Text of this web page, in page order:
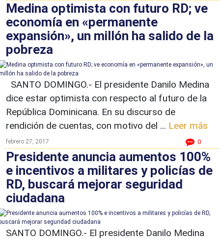
Medina optimista con futuro RD; ve
economía en «permanente
expansión», un millón ha salido de la
pobreza
SANTO DOMINGO.- El presidente Danilo Medina
dice estar optimista con respecto al futuro de la
República Dominicana. En su discurso de
rendición de cuentas, con motivo del ... Leer más
febrero 27, 2017 0
Presidente anuncia aumentos 100%
e incentivos a militares y policías de
RD, buscará mejorar seguridad
ciudadana
SANTO DOMINGO.- El presidente Danilo Medina